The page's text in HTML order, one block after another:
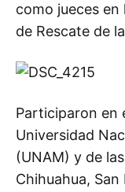
como jueces en
de Rescate de
Participaron en
Universidad
(UNAM) y de
Chihuahua,